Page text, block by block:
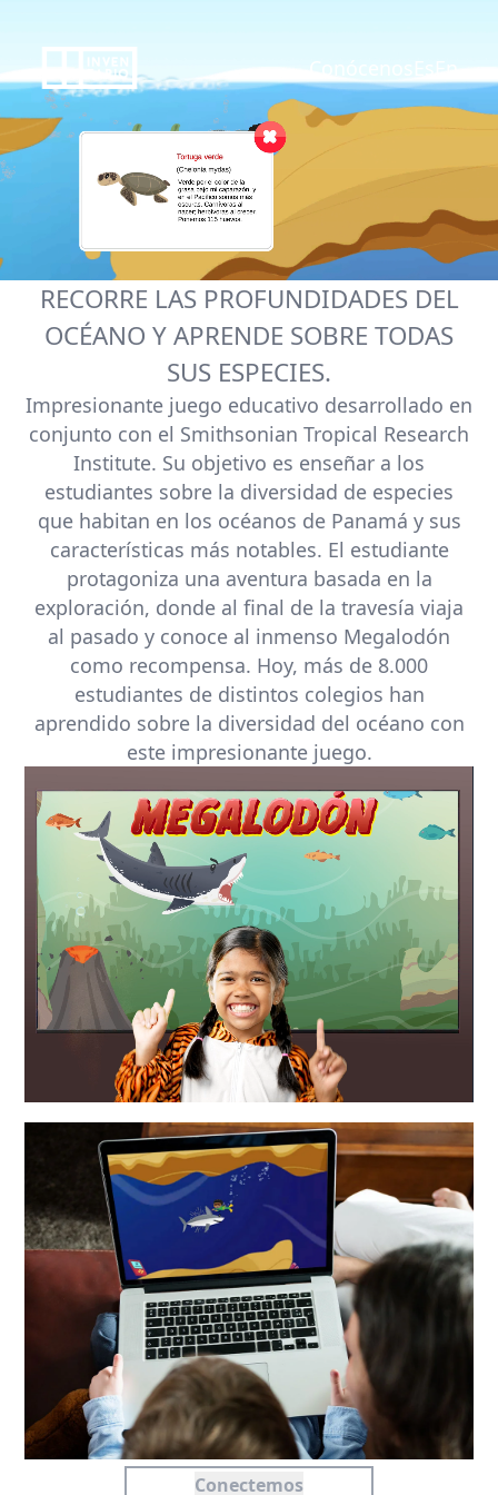
ConócenosEsEn
RECORRE LAS PROFUNDIDADES DEL
OCÉANO Y APRENDE SOBRE TODAS
SUS ESPECIES.
Impresionante juego educativo desarrollado en
conjunto con el Smithsonian Tropical Research
Institute. Su objetivo es enseñar a los
estudiantes sobre la diversidad de especies
que habitan en los océanos de Panamá y sus
características más notables. El estudiante
protagoniza una aventura basada en la
exploración, donde al final de la travesía viaja
al pasado y conoce al inmenso Megalodón
como recompensa. Hoy, más de 8.000
estudiantes de distintos colegios han
aprendido sobre la diversidad del océano con
este impresionante juego.
Conectemos